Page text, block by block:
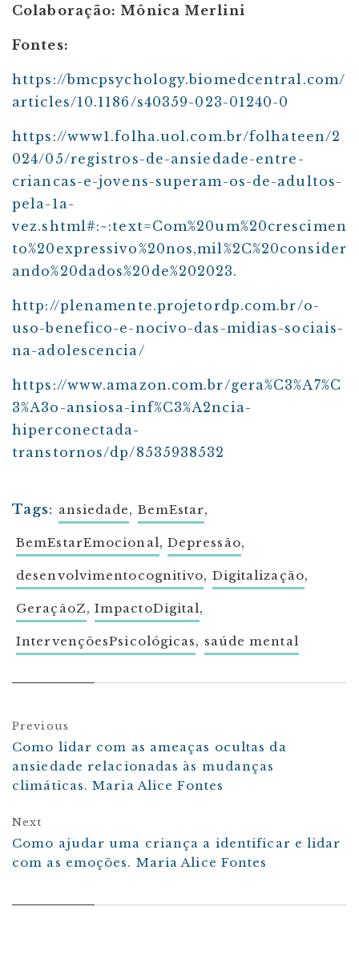
Colaboração: Mônica Merlini
Fontes:
https://bmcpsychology.biomedcentral.com/
articles/10.1186/s40359-023-01240-0
https://www1.folha.uol.com.br/folhateen/2
024/05/registros-de-ansiedade-entre-
criancas-e-jovens-superam-os-de-adultos-
pela-1a-
vez.shtml#:~:text=Com%20um%20crescimen
to%20expressivo%20nos,mil%2C%20consider
ando%20dados%20de%202023.
http://plenamente.projetordp.com.br/o-
uso-benefico-e-nocivo-das-midias-sociais-
na-adolescencia/
https://www.amazon.com.br/gera%C3%A7%C
3%A3o-ansiosa-inf%C3%A2ncia-
hiperconectada-
transtornos/dp/8535938532
Tags: ansiedade, BemEstar,
BemEstarEmocional, Depressão,
desenvolvimentocognitivo, Digitalização,
GeraçãoZ, ImpactoDigital,
IntervençõesPsicológicas, saúde mental
Previous
Como lidar com as ameaças ocultas da
ansiedade relacionadas às mudanças
climáticas. Maria Alice Fontes
Next
Como ajudar uma criança a identificar e lidar
com as emoções. Maria Alice Fontes